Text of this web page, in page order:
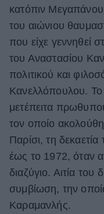
Women's Forum
Hautes Grecians
Γάμος
Market News
κατόπιν Μεγαπάνου,
του αιώνιου
που είχε γεννηθεί
του Αναστασίου
πολιτικού και
Κανελλόπουλου. Το
μετέπειτα
τον οποίο
Παρίσι, τη
έως το 1972, όταν
διαζύγιο. Αιτία
συμβίωση, την
Καραμανλής.